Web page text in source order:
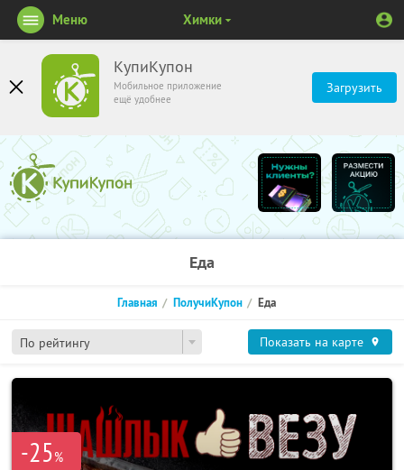
КупиКупон
Мобильное приложение
ещё удобнее
Загрузить
Меню Химки
Еда
По рейтингу
Главная ПолучиКупон Еда
Показать на карте
-25%